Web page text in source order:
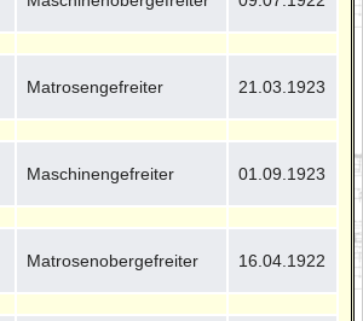
Matrosengefreiter 21.03.1923
Maschinengefreiter 01.09.1923
Matrosenobergefreiter 16.04.1922